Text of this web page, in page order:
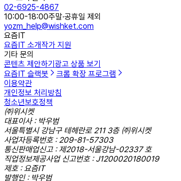
02-6925-4867
10:00-18:00주말·공휴일 제외
yozm_help@wishket.com
요즘IT
요즘IT 소개작가 지원
기타 문의
콘텐츠 제안하기 광고 상품 보기
요즘IT 슬랙봇
크롬 확장 프로그램
이용약관
개인정보 처리방침
청소년보호정책
㈜위시켓
대표이사 : 박우범
서울특별시 강남구 테헤란로 211 3층 ㈜위시켓
사업자등록번호 : 209-81-57303
통신판매업신고 : 제2018-서울강남-02337 호
직업정보제공사업 신고번호 : J1200020180019
제호 : 요즘IT
발행인 : 박우범